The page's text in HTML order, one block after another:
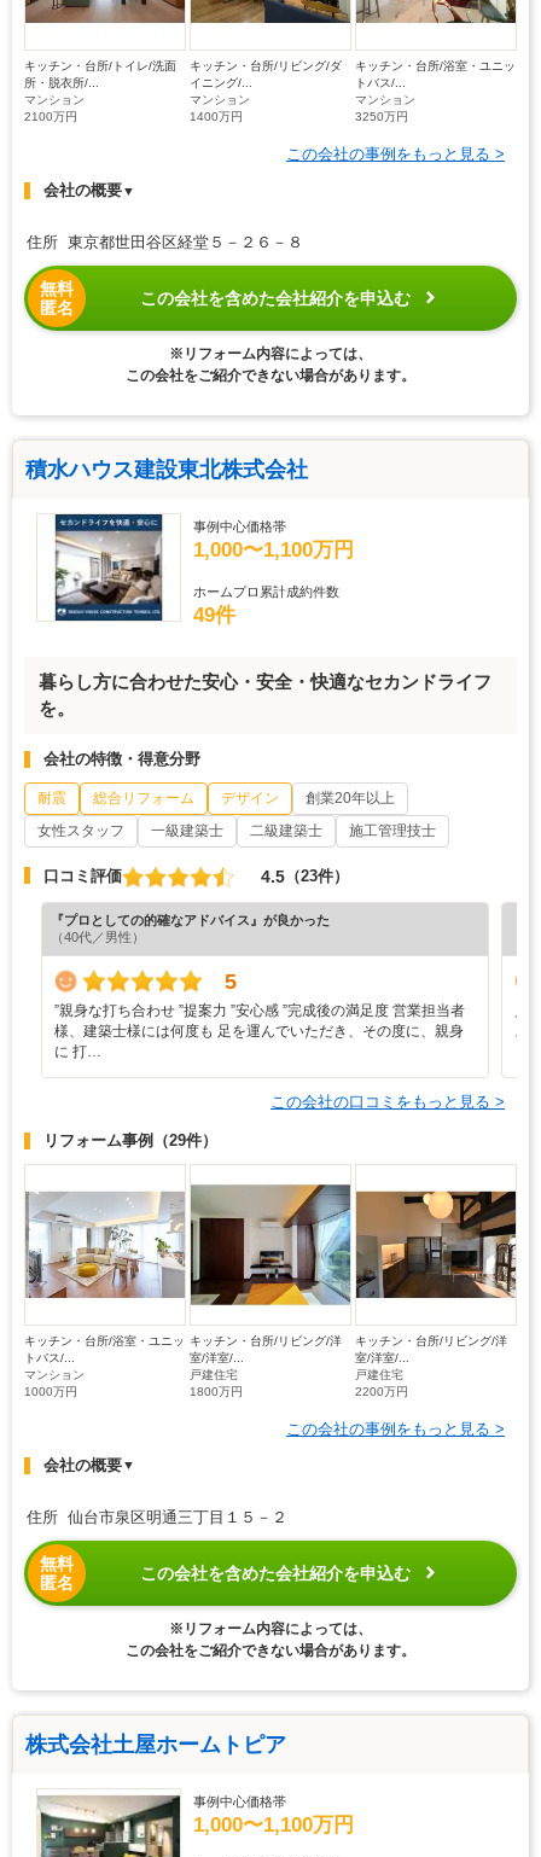
キッチン・台所/トイレ/洗面
所・脱衣所/...
マンション
2100万円
キッチン・台所/リビング/ダ
イニング/...
マンション
1400万円
キッチン・台所/浴室・ユニッ
トバス/...
マンション
3250万円
この会社の事例をもっと見る >
会社の概要▼
住所 東京都世田谷区経堂５－２６－８
無料
匿名
この会社を含めた会社紹介を申込む
※リフォーム内容によっては、
この会社をご紹介できない場合があります。
積水ハウス建設東北株式会社
事例中心価格帯
1,000〜1,100万円
ホームプロ累計成約件数
49件
暮らし方に合わせた安心・安全・快適なセカンドライフ
を。
会社の特徴・得意分野
耐震 総合リフォーム デザイン
創業20年以上
女性スタッフ
一級建築士 二級建築士 施工管理技士
口コミ評価 4.5 （23件）
『プロとしての的確なアドバイス』が良かった
（40代／男性）
5
”‬親身な打ち合わせ ‪”‬提案力 ‪”‬安心感 ‪”‬完成後の満足度 営業担当者
様、建築士様には何度も 足を運んでいただき、その度に、親身
に 打…
この会社の口コミをもっと見る >
リフォーム事例 （29件）
キッチン・台所/浴室・ユニッ
トバス/...
マンション
1000万円
キッチン・台所/リビング/洋
室/洋室/...
戸建住宅
1800万円
キッチン・台所/リビング/洋
室/洋室/...
戸建住宅
2200万円
この会社の事例をもっと見る >
会社の概要▼
住所 仙台市泉区明通三丁目１５－２
無料
匿名
この会社を含めた会社紹介を申込む
※リフォーム内容によっては、
この会社をご紹介できない場合があります。
株式会社土屋ホームトピア
事例中心価格帯
1,000〜1,100万円